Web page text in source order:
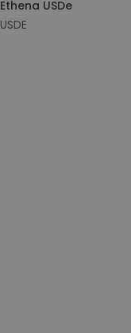
Ethena USDe
USDE